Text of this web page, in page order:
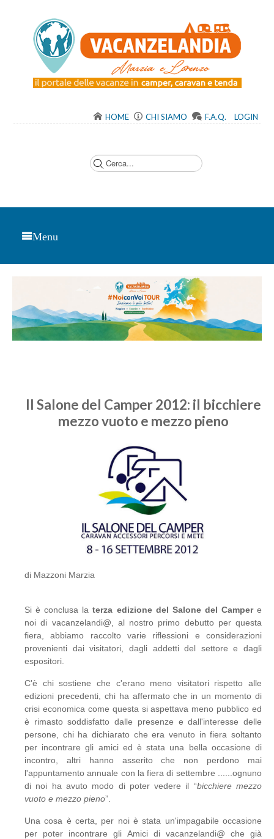
HOME CHI SIAMO F.A.Q. LOGIN
Menu
Il Salone del Camper 2012: il bicchiere
mezzo vuoto e mezzo pieno
di Mazzoni Marzia
Si è conclusa la terza edizione del Salone del Campere
noi di vacanzelandi@, al nostro primo debutto per questa
fiera, abbiamo raccolto varie riflessioni e considerazioni
provenienti dai visitatori, dagli addetti del settore e dagli
espositori.
C'è chi sostiene che c'erano meno visitatori rispetto alle
edizioni precedenti, chi ha affermato che in un momento di
crisi economica come questa si aspettava meno pubblico ed
è rimasto soddisfatto dalle presenze e dall'interesse delle
persone, chi ha dichiarato che era venuto in fiera soltanto
per incontrare gli amici ed è stata una bella occasione di
incontro, altri hanno asserito che non perdono mai
l'appuntamento annuale con la fiera di settembre ......ognuno
di noi ha avuto modo di poter vedere il “bicchiere mezzo
vuoto e mezzo pieno”.
Una cosa è certa, per noi è stata un'impagabile occasione
per poter incontrare gli Amici di vacanzelandi@ che già